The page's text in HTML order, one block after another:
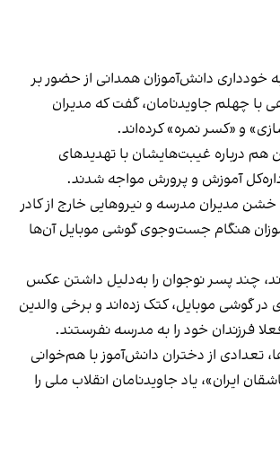
خودداری دانش‌آموزان همدانی از حضور بر
با چهلم جاویدنامان، گفت که مدیران
و «کسر نمره» کرده‌اند.
هم درباره غیبت‌هایشان با تهدیدهای
آموزش و پرورش مواجه شدند.
مدیران مدرسه و نیروهایی خارج از کادر
هنگام جست‌وجوی گوشی موبایل آن‌ها
چند پسر نوجوان را به‌دلیل داشتن عکس
در گوشی موبایل، کتک زده‌اند و برخی والدین
فرزندان خود را به مدرسه نفرستند.
تعدادی از دختران دانش‌آموز با هم‌خوانی
ایران»، یاد جاوید‌نامان انقلاب ملی را